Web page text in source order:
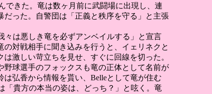
できた。竜は数ヶ月前に武闘場に出現し、連
った。自警団は「正義と秩序を守る」と主張
々は悪しき竜を必ずアンベイルする」と宣言
対戦相手に聞き込みを行うと、イェリネクと
激しい苛立ちを見せ、すぐに回線を切った。
球選手のフォックスも竜の正体として名前が
弘香から情報を貰い、Belleとして竜が住む
「貴方の本当の姿は、どっち？」と呟く。竜